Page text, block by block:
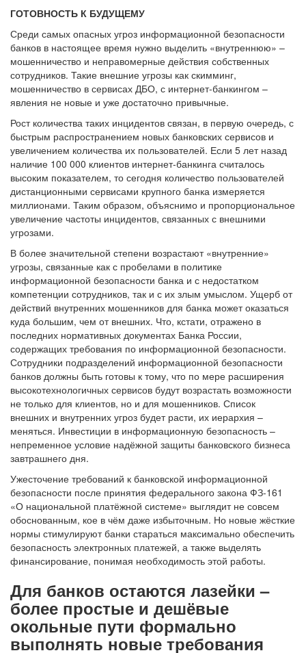
ГОТОВНОСТЬ К БУДУЩЕМУ
Среди самых опасных угроз информационной безопасности
банков в настоящее время нужно выделить «внутреннюю» –
мошенничество и неправомерные действия собственных
сотрудников. Такие внешние угрозы как скимминг,
мошенничество в сервисах ДБО, с интернет-банкингом –
явления не новые и уже достаточно привычные.
Рост количества таких инцидентов связан, в первую очередь, с
быстрым распространением новых банковских сервисов и
увеличением количества их пользователей. Если 5 лет назад
наличие 100 000 клиентов интернет-банкинга считалось
высоким показателем, то сегодня количество пользователей
дистанционными сервисами крупного банка измеряется
миллионами. Таким образом, объяснимо и пропорциональное
увеличение частоты инцидентов, связанных с внешними
угрозами.
В более значительной степени возрастают «внутренние»
угрозы, связанные как с пробелами в политике
информационной безопасности банка и с недостатком
компетенции сотрудников, так и с их злым умыслом. Ущерб от
действий внутренних мошенников для банка может оказаться
куда большим, чем от внешних. Что, кстати, отражено в
последних нормативных документах Банка России,
содержащих требования по информационной безопасности.
Сотрудники подразделений информационной безопасности
банков должны быть готовы к тому, что по мере расширения
высокотехнологичных сервисов будут возрастать возможности
не только для клиентов, но и для мошенников. Список
внешних и внутренних угроз будет расти, их иерархия –
меняться. Инвестиции в информационную безопасность –
непременное условие надёжной защиты банковского бизнеса
завтрашнего дня.
Ужесточение требований к банковской информационной
безопасности после принятия федерального закона ФЗ-161
«О национальной платёжной системе» выглядит не совсем
обоснованным, кое в чём даже избыточным. Но новые жёсткие
нормы стимулируют банки стараться максимально обеспечить
безопасность электронных платежей, а также выделять
финансирование, понимая необходимость этой работы.
Для банков остаются лазейки –
более простые и дешёвые
окольные пути формально
выполнять новые требования